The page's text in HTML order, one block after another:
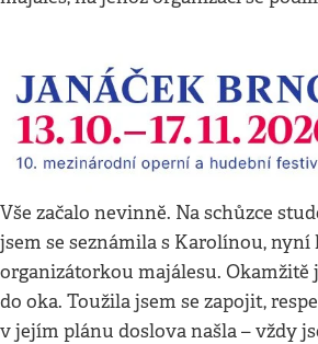
Vše začalo nevinně. Na schůzce
jsem se seznámila s Karolínou, nyní
organizátorkou majálesu. Okamžitě
do oka. Toužila jsem se zapojit,
v jejím plánu doslova našla – vždy